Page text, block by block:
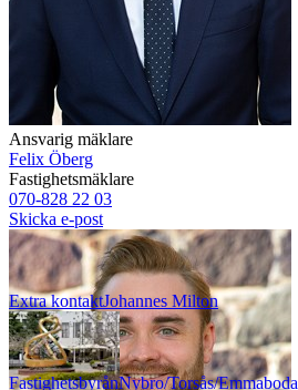
Ansvarig mäklare
Felix Öberg
Fastighetsmäklare
070-828 22 03
Skicka e-post
Extra kontaktJohannes Milton
FastighetsbyrånNybro/Torsås/Emmaboda